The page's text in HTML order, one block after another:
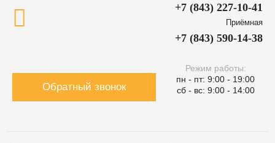
+7 (843) 227-10-41
Приёмная
+7 (843) 590-14-38
Обратный звонок
Режим работы:
пн - пт: 9:00 - 19:00
сб - вс: 9:00 - 14:00